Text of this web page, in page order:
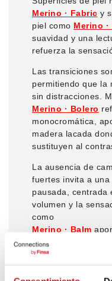
Merino · Fabric y
piel como Merino ·
suavidad y una
refuerza la
Las transiciones
permitiendo que la
sin distracciones.
Merino · Bolero
monocromática,
madera lacada
sustituyen al
La ausencia de
fuertes invita a
pausada, centrada
volumen y la
como
Merino · Balm
equilibrio sin
del conjunto.
Total Look